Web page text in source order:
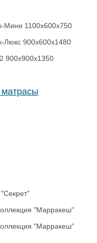
Мини 1100х600х750
Люкс 900х600х1480
900х900х1350
"Марракеш"
"Марракеш"